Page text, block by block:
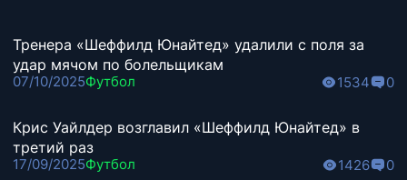
Тренера «Шеффилд Юнайтед» удалили с поля за
удар мячом по болельщикам
07/10/2025Футбол 1534 0
Крис Уайлдер возглавил «Шеффилд Юнайтед» в
третий раз
17/09/2025Футбол 1426 0